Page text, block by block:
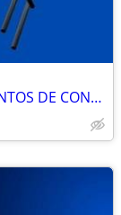
CANASTILLA PASAJUNTAS PARA PAVIMENTOS DE CONCRETO HIDRÁULICO